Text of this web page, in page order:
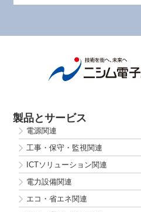
製品とサービス
電源関連
工事・保守・監視関連
ICTソリューション関連
電力設備関連
エコ・省エネ関連